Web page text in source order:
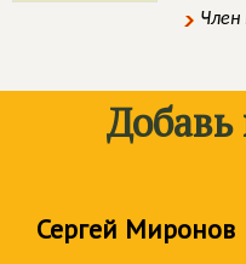
Член
Добавь
Сергей Миронов